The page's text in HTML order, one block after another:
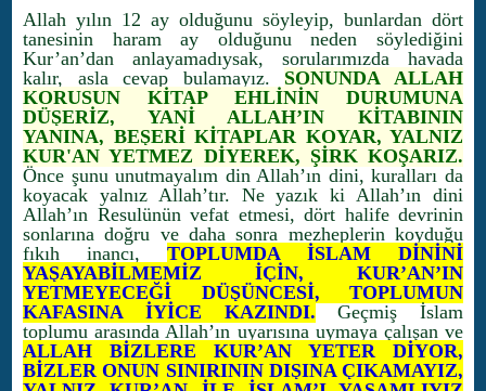
Allah yılın 12 ay olduğunu söyleyip, bunlardan dört
tanesinin haram ay olduğunu neden söylediğini
Kur’an’dan anlayamadıysak, sorularımızda havada
kalır, asla cevap bulamayız. SONUNDA ALLAH
KORUSUN KİTAP EHLİNİN DURUMUNA
DÜŞERİZ, YANİ ALLAH’IN KİTABININ
YANINA, BEŞERİ KİTAPLAR KOYAR, YALNIZ
KUR'AN YETMEZ DİYEREK, ŞİRK KOŞARIZ.
Önce şunu unutmayalım din Allah’ın dini, kuralları da
koyacak yalnız Allah’tır. Ne yazık ki Allah’ın dini
Allah’ın Resulünün vefat etmesi, dört halife devrinin
sonlarına doğru ve daha sonra mezheplerin koyduğu
fıkıh inancı, TOPLUMDA İSLAM DİNİNİ
YAŞAYABİLMEMİZ İÇİN, KUR’AN’IN
YETMEYECEĞİ DÜŞÜNCESİ, TOPLUMUN
KAFASINA İYİCE KAZINDI. Geçmiş İslam
toplumu arasında Allah’ın uyarısına uymaya çalışan ve
ALLAH BİZLERE KUR’AN YETER DİYOR,
BİZLER ONUN SINIRININ DIŞINA ÇIKAMAYIZ,